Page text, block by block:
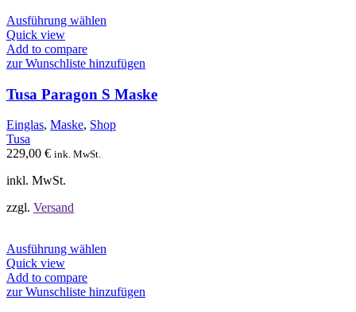
Ausführung wählen
mehrere
auf.
Die
Optionen
können
Quick view
Add to compare
zur Wunschliste hinzufügen
Tusa Paragon S Maske
Einglas, Maske, Shop
Tusa
229,00 € ink. MwSt.
inkl. MwSt.
zzgl. Versand
Ausführung wählen
mehrere
Quick view
Add to compare
zur Wunschliste hinzufügen